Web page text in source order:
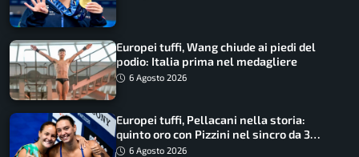
Europei tuffi, Wang chiude ai piedi del
podio: Italia prima nel medagliere
6 Agosto 2026
Europei tuffi, Pellacani nella storia:
quinto oro con Pizzini nel sincro da 3
metri
6 Agosto 2026